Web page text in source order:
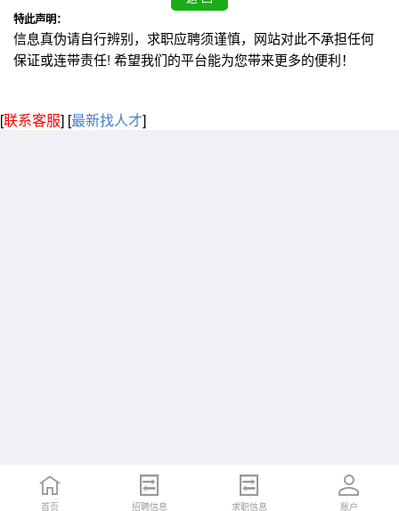
特此声明：
信息真伪请自行辨别，求职应聘须谨慎，网站对此不承担任何
保证或连带责任! 希望我们的平台能为您带来更多的便利！
[联系客服] [最新找人才]
首页 招聘信息 求职信息 账户